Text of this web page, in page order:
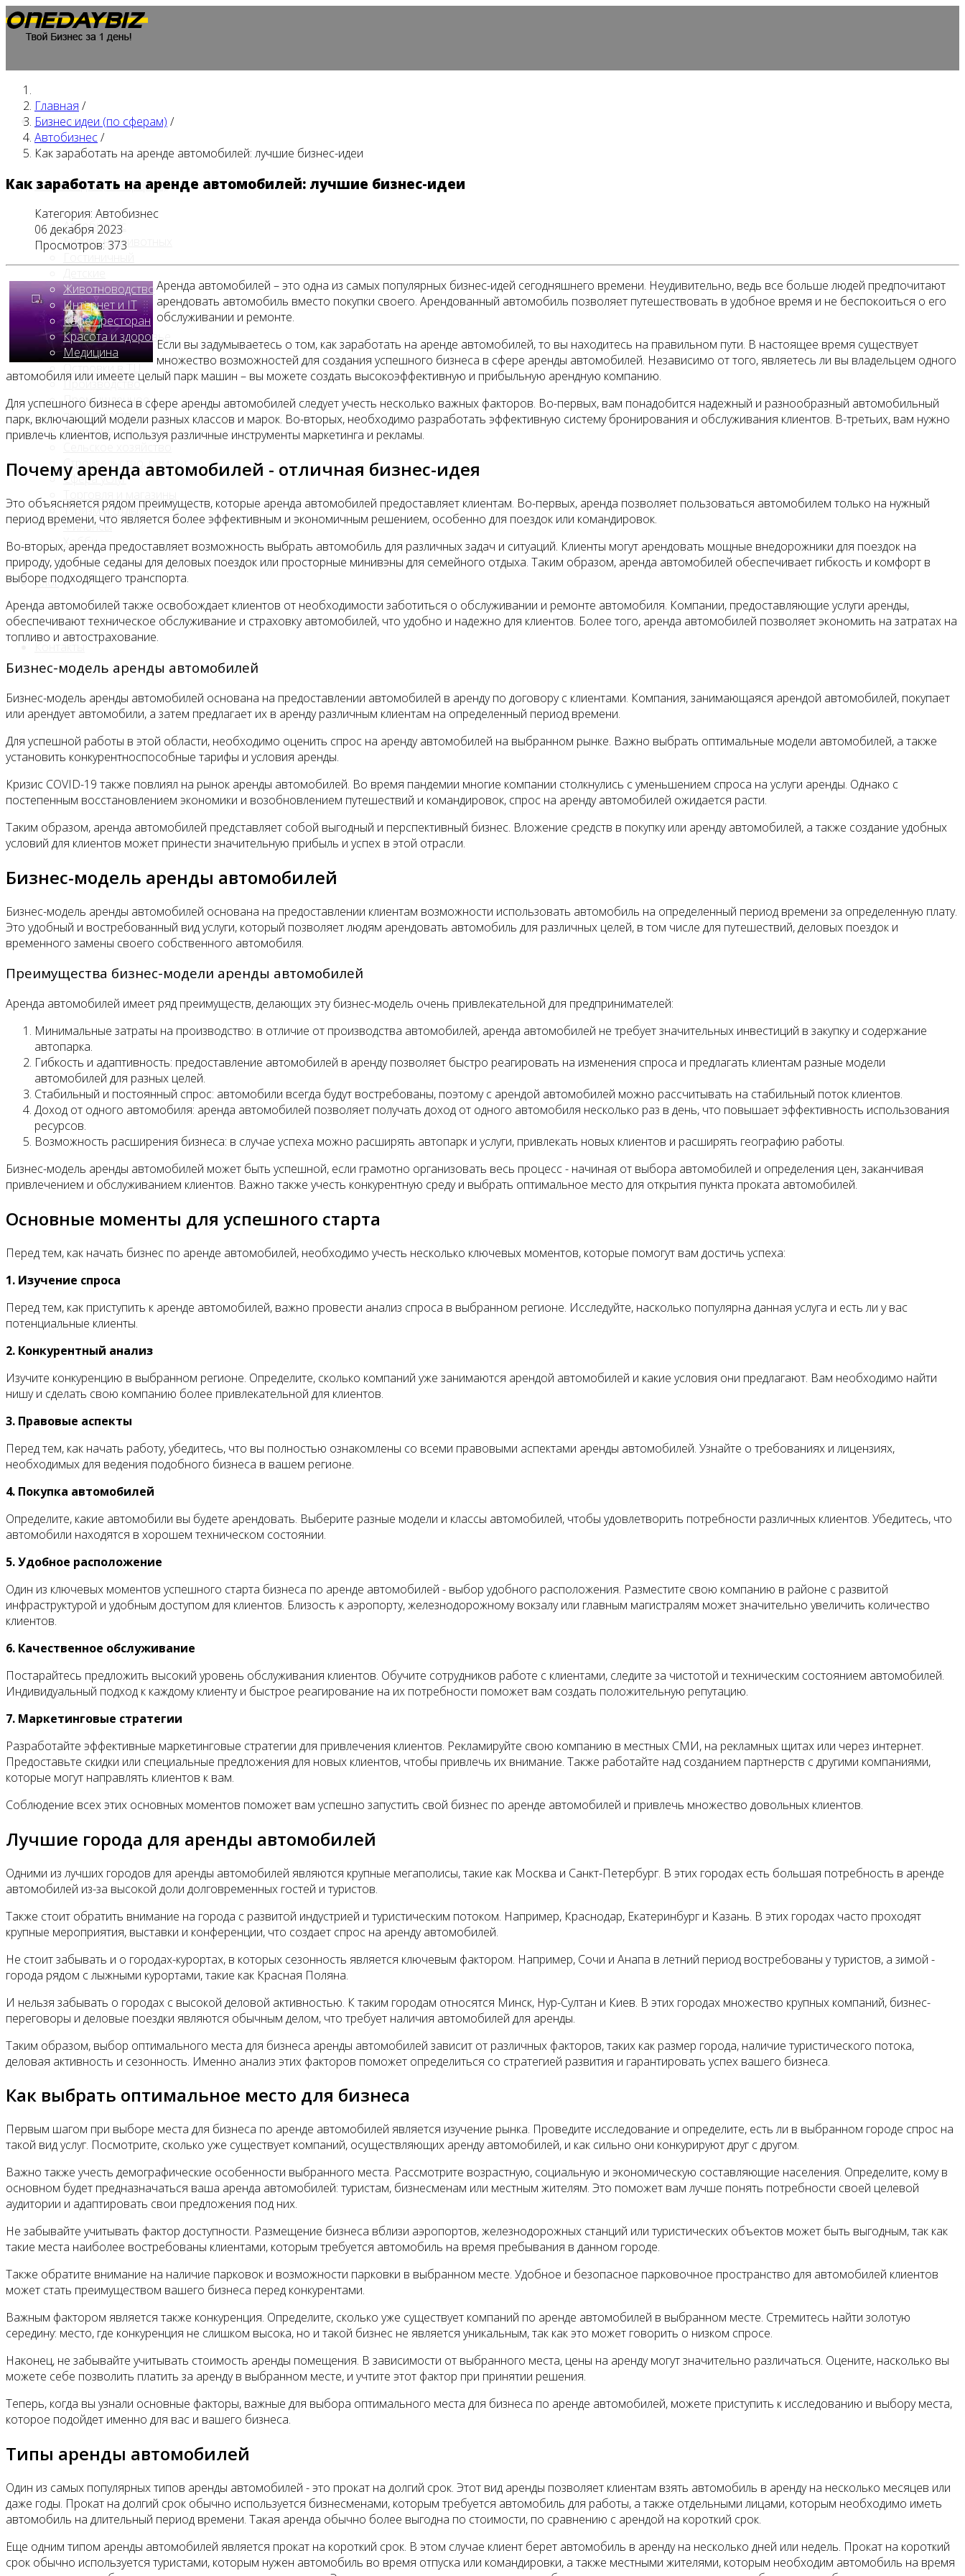
Главная
Бизнес идеи (по сферам)
Автобизнес
Бизнес на животных
Гостиничный
Животноводство
Интернет и IT
Кафе / ресторан
Красота и здоровье
Медицина
Производство
Промышленное
производство
Развлечения
Сельское хозяйство
Строительство, ремонт
Сфера услуг
Туризм и отдых
Финансы
Хобби
Блог
Главная /
Бизнес идеи (по сферам) /
Автобизнес/
Как заработать на аренде автомобилей: лучшие бизнес-идеи
Как заработать на аренде автомобилей: лучшие бизнес-идеи
Категория: Автобизнес
06 декабря 2023
Просмотров: 373
Аренда автомобилей – это одна из самых популярных бизнес-идей сегодняшнего времени. Неудивительно, ведь все больше людей предпочитают
арендовать автомобиль вместо покупки своего. Арендованный автомобиль позволяет путешествовать в удобное время и не беспокоиться о его
обслуживании и ремонте.
Если вы задумываетесь о том, как заработать на аренде автомобилей, то вы находитесь на правильном пути. В настоящее время существует
множество возможностей для создания успешного бизнеса в сфере аренды автомобилей. Независимо от того, являетесь ли вы владельцем одного
автомобиля или имеете целый парк машин – вы можете создать высокоэффективную и прибыльную арендную компанию.
Для успешного бизнеса в сфере аренды автомобилей следует учесть несколько важных факторов. Во-первых, вам понадобится надежный и разнообразный автомобильный
парк, включающий модели разных классов и марок. Во-вторых, необходимо разработать эффективную систему бронирования и обслуживания клиентов. В-третьих, вам нужно
привлечь клиентов, используя различные инструменты маркетинга и рекламы.
Почему аренда автомобилей - отличная бизнес-идея
Это объясняется рядом преимуществ, которые аренда автомобилей предоставляет клиентам. Во-первых, аренда позволяет пользоваться автомобилем только на нужный
период времени, что является более эффективным и экономичным решением, особенно для поездок или командировок.
Во-вторых, аренда предоставляет возможность выбрать автомобиль для различных задач и ситуаций. Клиенты могут арендовать мощные внедорожники для поездок на
природу, удобные седаны для деловых поездок или просторные минивэны для семейного отдыха. Таким образом, аренда автомобилей обеспечивает гибкость и комфорт в
выборе подходящего транспорта.
Аренда автомобилей также освобождает клиентов от необходимости заботиться о обслуживании и ремонте автомобиля. Компании, предоставляющие услуги аренды,
обеспечивают техническое обслуживание и страховку автомобилей, что удобно и надежно для клиентов. Более того, аренда автомобилей позволяет экономить на затратах на
топливо и автострахование.
Бизнес-модель аренды автомобилей
Бизнес-модель аренды автомобилей основана на предоставлении автомобилей в аренду по договору с клиентами. Компания, занимающаяся арендой автомобилей, покупает
или арендует автомобили, а затем предлагает их в аренду различным клиентам на определенный период времени.
Для успешной работы в этой области, необходимо оценить спрос на аренду автомобилей на выбранном рынке. Важно выбрать оптимальные модели автомобилей, а также
установить конкурентноспособные тарифы и условия аренды.
Кризис COVID-19 также повлиял на рынок аренды автомобилей. Во время пандемии многие компании столкнулись с уменьшением спроса на услуги аренды. Однако с
постепенным восстановлением экономики и возобновлением путешествий и командировок, спрос на аренду автомобилей ожидается расти.
Таким образом, аренда автомобилей представляет собой выгодный и перспективный бизнес. Вложение средств в покупку или аренду автомобилей, а также создание удобных
условий для клиентов может принести значительную прибыль и успех в этой отрасли.
Бизнес-модель аренды автомобилей
Бизнес-модель аренды автомобилей основана на предоставлении клиентам возможности использовать автомобиль на определенный период времени за определенную плату.
Это удобный и востребованный вид услуги, который позволяет людям арендовать автомобиль для различных целей, в том числе для путешествий, деловых поездок и
временного замены своего собственного автомобиля.
Преимущества бизнес-модели аренды автомобилей
Аренда автомобилей имеет ряд преимуществ, делающих эту бизнес-модель очень привлекательной для предпринимателей:
Минимальные затраты на производство: в отличие от производства автомобилей, аренда автомобилей не требует значительных инвестиций в закупку и содержание
автопарка.
Гибкость и адаптивность: предоставление автомобилей в аренду позволяет быстро реагировать на изменения спроса и предлагать клиентам разные модели
автомобилей для разных целей.
Стабильный и постоянный спрос: автомобили всегда будут востребованы, поэтому с арендой автомобилей можно рассчитывать на стабильный поток клиентов.
Доход от одного автомобиля: аренда автомобилей позволяет получать доход от одного автомобиля несколько раз в день, что повышает эффективность использования
ресурсов.
Возможность расширения бизнеса: в случае успеха можно расширять автопарк и услуги, привлекать новых клиентов и расширять географию работы.
Бизнес-модель аренды автомобилей может быть успешной, если грамотно организовать весь процесс - начиная от выбора автомобилей и определения цен, заканчивая
привлечением и обслуживанием клиентов. Важно также учесть конкурентную среду и выбрать оптимальное место для открытия пункта проката автомобилей.
Основные моменты для успешного старта
Перед тем, как начать бизнес по аренде автомобилей, необходимо учесть несколько ключевых моментов, которые помогут вам достичь успеха:
1. Изучение спроса
Перед тем, как приступить к аренде автомобилей, важно провести анализ спроса в выбранном регионе. Исследуйте, насколько популярна данная услуга и есть ли у вас
потенциальные клиенты.
2. Конкурентный анализ
Изучите конкуренцию в выбранном регионе. Определите, сколько компаний уже занимаются арендой автомобилей и какие условия они предлагают. Вам необходимо найти
нишу и сделать свою компанию более привлекательной для клиентов.
3. Правовые аспекты
Перед тем, как начать работу, убедитесь, что вы полностью ознакомлены со всеми правовыми аспектами аренды автомобилей. Узнайте о требованиях и лицензиях,
необходимых для ведения подобного бизнеса в вашем регионе.
4. Покупка автомобилей
Определите, какие автомобили вы будете арендовать. Выберите разные модели и классы автомобилей, чтобы удовлетворить потребности различных клиентов. Убедитесь, что
автомобили находятся в хорошем техническом состоянии.
5. Удобное расположение
Один из ключевых моментов успешного старта бизнеса по аренде автомобилей - выбор удобного расположения. Разместите свою компанию в районе с развитой
инфраструктурой и удобным доступом для клиентов. Близость к аэропорту, железнодорожному вокзалу или главным магистралям может значительно увеличить количество
клиентов.
6. Качественное обслуживание
Постарайтесь предложить высокий уровень обслуживания клиентов. Обучите сотрудников работе с клиентами, следите за чистотой и техническим состоянием автомобилей.
Индивидуальный подход к каждому клиенту и быстрое реагирование на их потребности поможет вам создать положительную репутацию.
7. Маркетинговые стратегии
Разработайте эффективные маркетинговые стратегии для привлечения клиентов. Рекламируйте свою компанию в местных СМИ, на рекламных щитах или через интернет.
Предоставьте скидки или специальные предложения для новых клиентов, чтобы привлечь их внимание. Также работайте над созданием партнерств с другими компаниями,
которые могут направлять клиентов к вам.
Соблюдение всех этих основных моментов поможет вам успешно запустить свой бизнес по аренде автомобилей и привлечь множество довольных клиентов.
Лучшие города для аренды автомобилей
Одними из лучших городов для аренды автомобилей являются крупные мегаполисы, такие как Москва и Санкт-Петербург. В этих городах есть большая потребность в аренде
автомобилей из-за высокой доли долговременных гостей и туристов.
Также стоит обратить внимание на города с развитой индустрией и туристическим потоком. Например, Краснодар, Екатеринбург и Казань. В этих городах часто проходят
крупные мероприятия, выставки и конференции, что создает спрос на аренду автомобилей.
Не стоит забывать и о городах-курортах, в которых сезонность является ключевым фактором. Например, Сочи и Анапа в летний период востребованы у туристов, а зимой -
города рядом с лыжными курортами, такие как Красная Поляна.
И нельзя забывать о городах с высокой деловой активностью. К таким городам относятся Минск, Нур-Султан и Киев. В этих городах множество крупных компаний, бизнес-
переговоры и деловые поездки являются обычным делом, что требует наличия автомобилей для аренды.
Таким образом, выбор оптимального места для бизнеса аренды автомобилей зависит от различных факторов, таких как размер города, наличие туристического потока,
деловая активность и сезонность. Именно анализ этих факторов поможет определиться со стратегией развития и гарантировать успех вашего бизнеса.
Как выбрать оптимальное место для бизнеса
Первым шагом при выборе места для бизнеса по аренде автомобилей является изучение рынка. Проведите исследование и определите, есть ли в выбранном городе спрос на
такой вид услуг. Посмотрите, сколько уже существует компаний, осуществляющих аренду автомобилей, и как сильно они конкурируют друг с другом.
Важно также учесть демографические особенности выбранного места. Рассмотрите возрастную, социальную и экономическую составляющие населения. Определите, кому в
основном будет предназначаться ваша аренда автомобилей: туристам, бизнесменам или местным жителям. Это поможет вам лучше понять потребности своей целевой
аудитории и адаптировать свои предложения под них.
Не забывайте учитывать фактор доступности. Размещение бизнеса вблизи аэропортов, железнодорожных станций или туристических объектов может быть выгодным, так как
такие места наиболее востребованы клиентами, которым требуется автомобиль на время пребывания в данном городе.
Также обратите внимание на наличие парковок и возможности парковки в выбранном месте. Удобное и безопасное парковочное пространство для автомобилей клиентов
может стать преимуществом вашего бизнеса перед конкурентами.
Важным фактором является также конкуренция. Определите, сколько уже существует компаний по аренде автомобилей в выбранном месте. Стремитесь найти золотую
середину: место, где конкуренция не слишком высока, но и такой бизнес не является уникальным, так как это может говорить о низком спросе.
Наконец, не забывайте учитывать стоимость аренды помещения. В зависимости от выбранного места, цены на аренду могут значительно различаться. Оцените, насколько вы
можете себе позволить платить за аренду в выбранном месте, и учтите этот фактор при принятии решения.
Теперь, когда вы узнали основные факторы, важные для выбора оптимального места для бизнеса по аренде автомобилей, можете приступить к исследованию и выбору места,
которое подойдет именно для вас и вашего бизнеса.
Типы аренды автомобилей
Один из самых популярных типов аренды автомобилей - это прокат на долгий срок. Этот вид аренды позволяет клиентам взять автомобиль в аренду на несколько месяцев или
даже годы. Прокат на долгий срок обычно используется бизнесменами, которым требуется автомобиль для работы, а также отдельными лицами, которым необходимо иметь
автомобиль на длительный период времени. Такая аренда обычно более выгодна по стоимости, по сравнению с арендой на короткий срок.
Еще одним типом аренды автомобилей является прокат на короткий срок. В этом случае клиент берет автомобиль в аренду на несколько дней или недель. Прокат на короткий
срок обычно используется туристами, которым нужен автомобиль во время отпуска или командировки, а также местными жителями, которым необходим автомобиль на время